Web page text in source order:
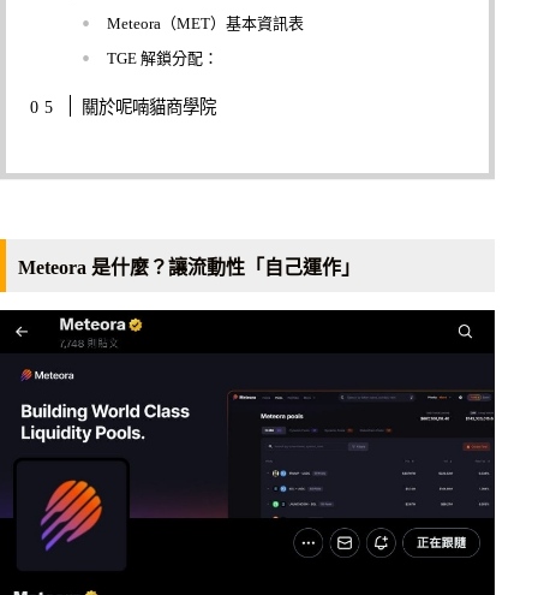
Meteora（MET）基本資訊表
TGE 解鎖分配：
關於呢喃貓商學院
Meteora 是什麼？讓流動性「自己運作」